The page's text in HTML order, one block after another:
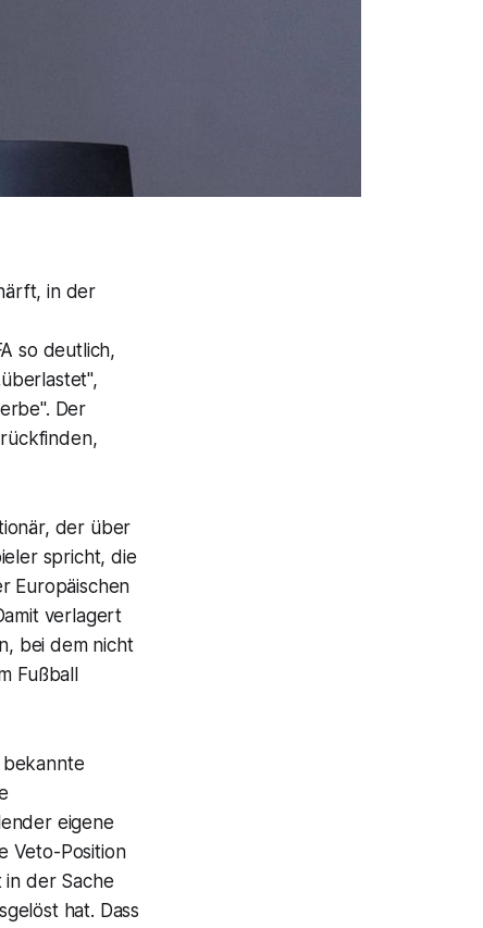
in der
so deutlich,
Der
der über
spricht, die
Europäischen
verlagert
bei dem nicht
Fußball
bekannte
eigene
Veto-Position
in der Sache
hat. Dass